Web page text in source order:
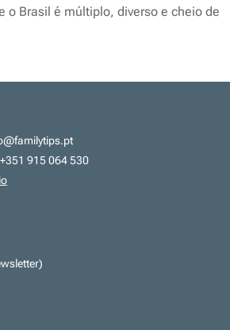
o Brasil é múltiplo, diverso e cheio de
915 064 530